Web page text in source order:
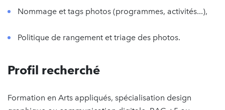
Nommage et tags photos (programmes, activités...),
Politique de rangement et triage des photos.
Profil recherché
Formation en Arts appliqués, spécialisation design